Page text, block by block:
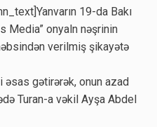
19-da Bakı
Media” onyaln nəşrinin
verilmiş şikayətə
əsas gətirərək, onun azad
Turan-a vəkil Ayşa Abdel